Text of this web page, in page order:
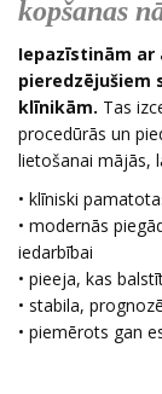
kopšanas
Iepazīstinām
pieredzējušiem
klīnikām. Tas
procedūrās un
lietošanai mājās,
• klīniski
• modernās
iedarbībai
• pieeja, kas
• stabila,
• piemērots gan